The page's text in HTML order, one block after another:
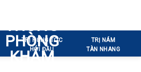
TRỊ RỤNG TÓC
HÓI ĐẦU
TRỊ NÁM
TÀN NHANG